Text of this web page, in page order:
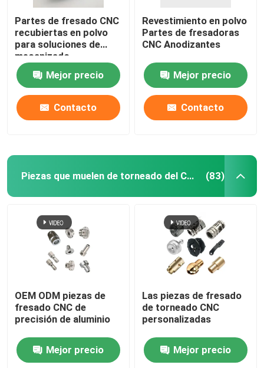
Partes de fresado CNC
recubiertas en polvo
para soluciones de
mecanizado
Mejor precio
Contacto
Revestimiento en polvo
Partes de fresadoras
CNC Anodizantes
Mejor precio
Contacto
Piezas que muelen de torneado del CNC (83)
OEM ODM piezas de
fresado CNC de
precisión de aluminio
Mejor precio
Las piezas de fresado
de torneado CNC
personalizadas
Mejor precio